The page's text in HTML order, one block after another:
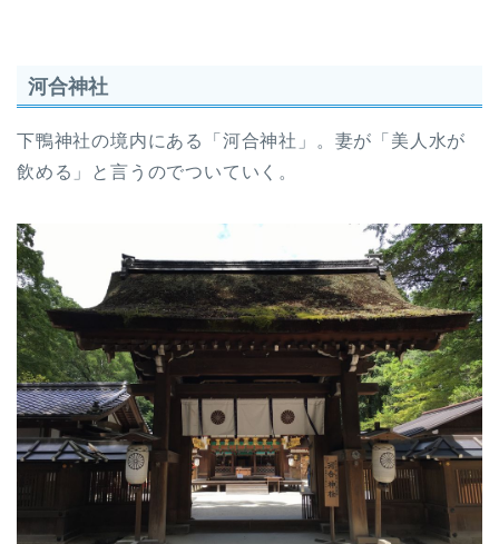
河合神社
下鴨神社の境内にある「河合神社」。妻が「美人水が
飲める」と言うのでついていく。